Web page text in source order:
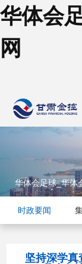
华体会
网
华体会足球_华体
时政要闻
坚持深学真